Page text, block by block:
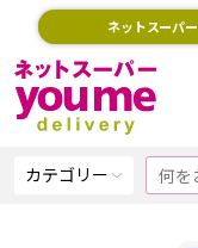
ネットスーパー
カテゴリー